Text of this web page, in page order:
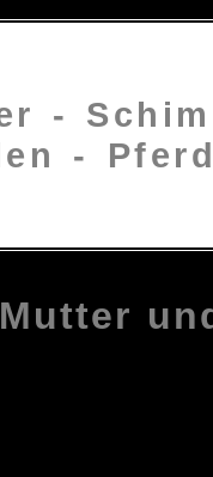
Mutter